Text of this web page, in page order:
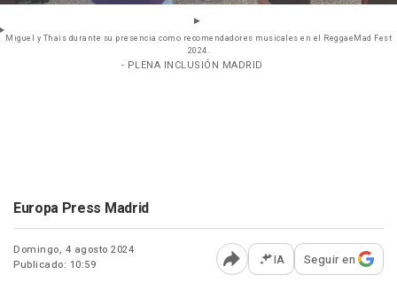
Miguel y Thais durante su presencia como recomendadores musicales en el ReggaeMad Fest
2024.
- PLENA INCLUSIÓN MADRID
Europa Press Madrid
Domingo, 4 agosto 2024
Publicado: 10:59
Abrir opciones para
IA Seguir en